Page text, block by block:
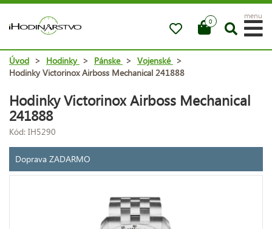
0
menu
Úvod > Hodinky > Pánske > Vojenské >
Hodinky Victorinox Airboss Mechanical 241888
Hodinky Victorinox Airboss Mechanical
241888
Kód: IH5290
Doprava ZADARMO